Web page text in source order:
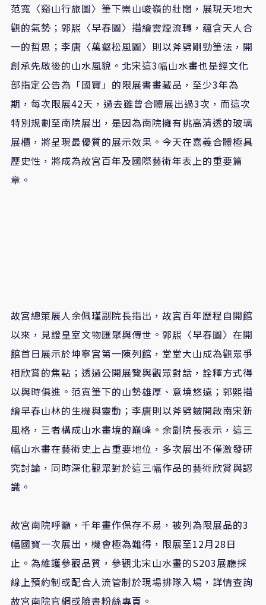
范寬〈谿山行旅圖〉筆下崇山峻嶺的壯闊，展現天地大
觀的氣勢；郭熙〈早春圖〉描繪雲煙流轉，蘊含天人合
一的哲思；李唐〈萬壑松風圖〉則以斧劈剛勁筆法，開
創承先啟後的山水風貌。北宋這3幅山水畫也是經文化
部指定公告為「國寶」的限展書畫藏品，至少3年為
期，每次限展42天，過去雖曾合體展出過3次，而這次
特別規劃至南院展出，是因為南院擁有挑高清透的玻璃
展櫃，將呈現最優質的展示效果。今天在嘉義合體極具
歷史性，將成為故宮百年及國際藝術年表上的重要篇
章。
故宮總策展人余佩瑾副院長指出，故宮百年歷程自開館
以來，見證皇室文物匯聚與傳世。郭熙〈早春圖〉在開
館首日展示於坤寧宮第一陳列館，堂堂大山成為觀眾爭
相欣賞的焦點；透過公開展覽與觀眾對話，詮釋方式得
以與時俱進。范寬筆下的山勢雄厚、意境悠遠；郭熙描
繪早春山林的生機與靈動；李唐則以斧劈皴開啟南宋新
風格，三者構成山水畫境的巔峰。余副院長表示，這三
幅山水畫在藝術史上占重要地位，多次展出不僅激發研
究討論，同時深化觀眾對於這三幅作品的藝術欣賞與認
識。
故宮南院呼籲，千年畫作保存不易，被列為限展品的3
幅國寶一次展出，機會極為難得，限展至12月28日
止。為維護參觀品質，參觀北宋山水畫的S203展廳採
線上預約制或配合人流管制於現場排隊入場，詳情查詢
故宮南院官網或臉書粉絲專頁。